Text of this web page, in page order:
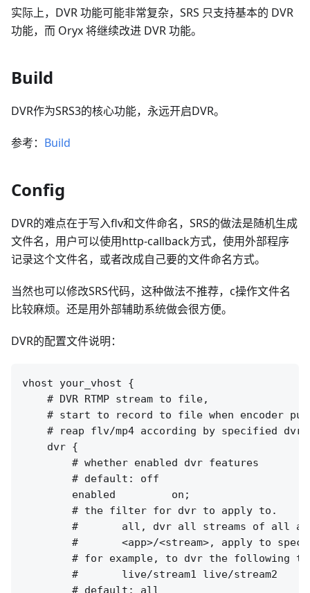
实际上，DVR 功能可能非常复杂，SRS 只支持基本的 DVR
功能，而 Oryx 将继续改进 DVR 功能。
Build
DVR作为SRS3的核心功能，永远开启DVR。
参考： Build
Config
DVR的难点在于写入flv和文件命名，SRS的做法是随机生成
文件名，用户可以使用http-callback方式，使用外部程序
记录这个文件名，或者改成自己要的文件命名方式。
当然也可以修改SRS代码，这种做法不推荐，c操作文件名
比较麻烦。还是用外部辅助系统做会很方便。
DVR的配置文件说明：
vhost your_vhost {
    # DVR RTMP stream to file,
# start to record to file when encoder
# reap flv/mp4 according by specified
    dvr {
        # whether enabled dvr features
        # default: off
        enabled         on;
        # the filter for dvr to apply to.
#       all, dvr all streams of all
#       <app>/<stream>, apply to
# for example, to dvr the following
        #       live/stream1 live/stream2
        # default: all